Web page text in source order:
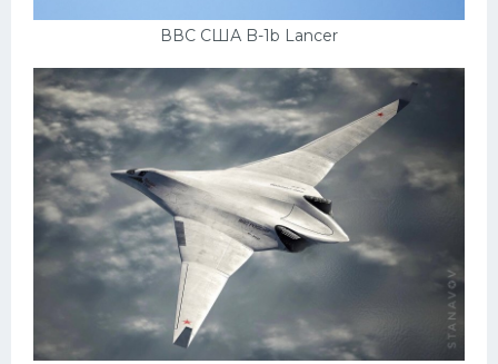
ВВС США B-1b Lancer